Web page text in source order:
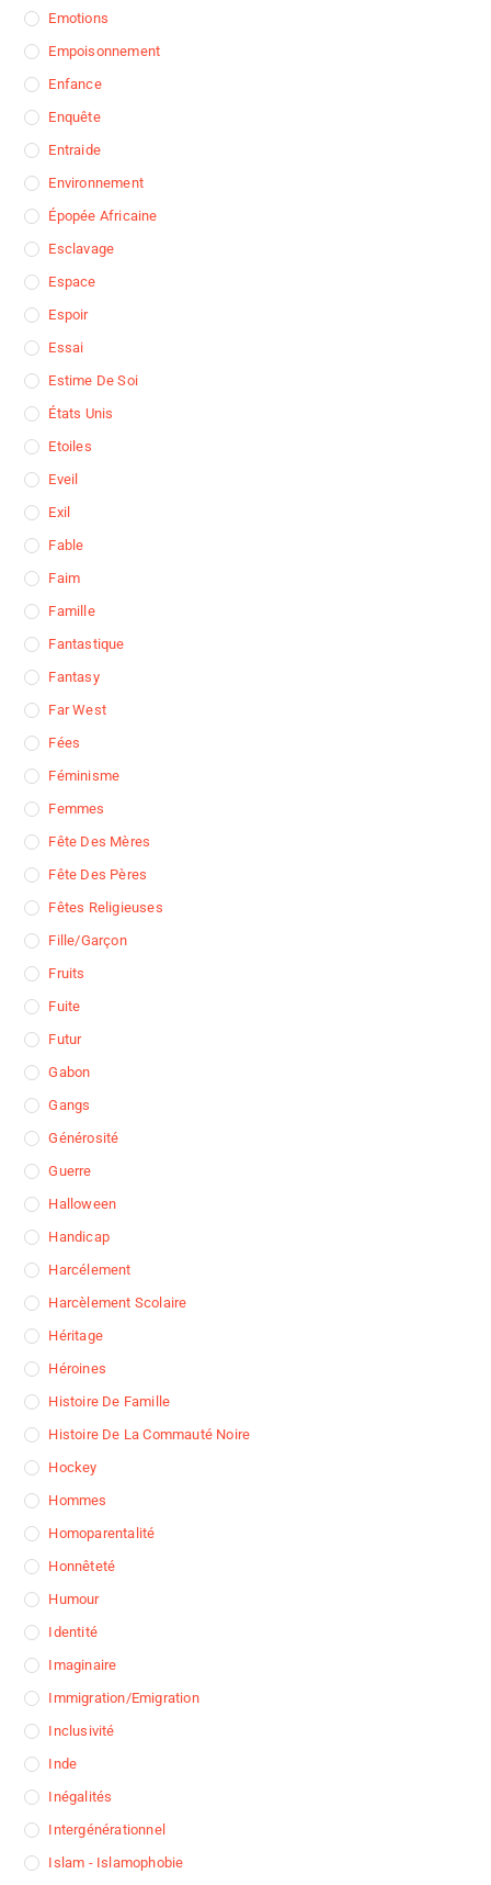
Emotions
Empoisonnement
Enfance
Enquête
Entraide
Environnement
Épopée Africaine
Esclavage
Espace
Espoir
Essai
Estime De Soi
États Unis
Etoiles
Eveil
Exil
Fable
Faim
Famille
Fantastique
Fantasy
Far West
Fées
Féminisme
Femmes
Fête Des Mères
Fête Des Pères
Fêtes Religieuses
Fille/garçon
Fruits
Fuite
Futur
Gabon
Gangs
Générosité
Guerre
Halloween
Handicap
Harcélement
Harcèlement Scolaire
Héritage
Héroines
Histoire De Famille
Histoire De La Commauté Noire
Hockey
Hommes
Homoparentalité
Honnêteté
Humour
Identité
Imaginaire
Immigration/Emigration
Inclusivité
Inde
Inégalités
Intergénérationnel
Islam - Islamophobie